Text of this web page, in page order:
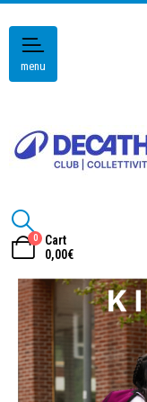
menu
0
Cart
0,00€